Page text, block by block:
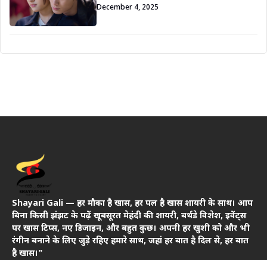
December 4, 2025
Shayari Gali — हर मौका है खास, हर पल है खास शायरी के साथ। आप
बिना किसी झंझट के पढ़ें खूबसूरत मेहंदी की शायरी, बर्थडे विशेश, इवेंट्स
पर खास टिप्स, नए डिजाइन, और बहुत कुछ। अपनी हर खुशी को और भी
रंगीन बनाने के लिए जुड़े रहिए हमारे साथ, जहां हर बात है दिल से, हर बात
है खास।"